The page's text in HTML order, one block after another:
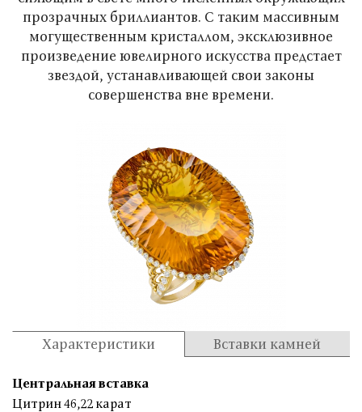
прозрачных бриллиантов. С таким массивным
могущественным кристаллом, эксклюзивное
произведение ювелирного искусства предстает
звездой, устанавливающей свои законы
совершенства вне времени.
Характеристики Вставки камней
Центральная вставка
Цитрин 46,22 карат